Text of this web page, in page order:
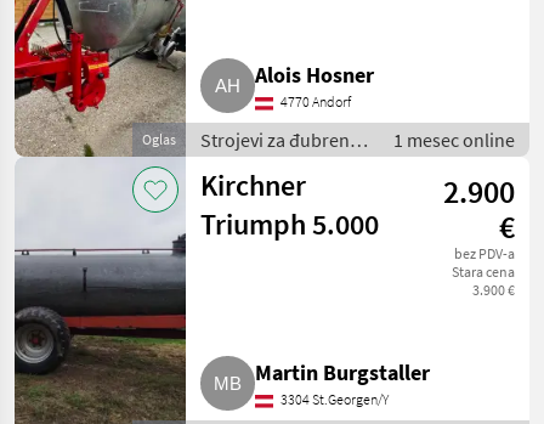
Oglas
Alois Hosner
4770 Andorf
Strojevi za đubrenje,
gnojenje i
navodnjavanje /
Cisterne za gnojnicu
1 mesec online
Kirchner
Triumph 5.000
2.900
€
bez PDV-a
Stara cena
3.900 €
Martin Burgstaller
3304 St.Georgen/Y